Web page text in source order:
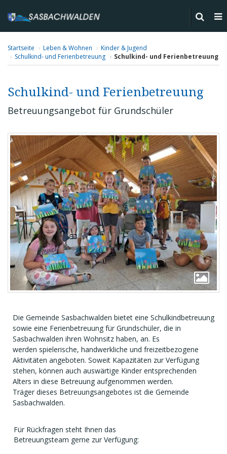
Startseite Leben & Wohnen
Kinder & Jugend
Schulkind- und Ferienbetreuung
Schulkind- und Ferienbetreuung
Schulkind- und Ferienbetreuung
Betreuungsangebot für Grundschüler
Die Gemeinde Sasbachwalden bietet eine Schulkindbetreuung
sowie eine Ferienbetreuung für Grundschüler, die in
Sasbachwalden ihren Wohnsitz haben, an. Es
werden spielerische, handwerkliche und freizeitbezogene
Aktivitäten angeboten. Soweit Kapazitäten zur Verfügung
stehen, können auch auswärtige Kinder entsprechenden
Alters in diese Betreuung aufgenommen werden.
Träger dieses Betreuungsangebotes ist die Gemeinde
Sasbachwalden.
Für Rückfragen steht Ihnen das
Betreuungsteam gerne zur Verfügung: